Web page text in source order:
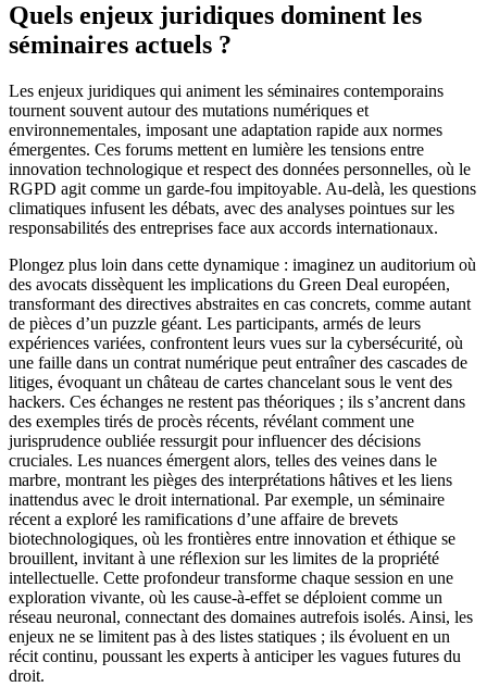
Quels enjeux juridiques dominent les
séminaires actuels ?
Les enjeux juridiques qui animent les séminaires contemporains
tournent souvent autour des mutations numériques et
environnementales, imposant une adaptation rapide aux normes
émergentes. Ces forums mettent en lumière les tensions entre
innovation technologique et respect des données personnelles, où le
RGPD agit comme un garde-fou impitoyable. Au-delà, les questions
climatiques infusent les débats, avec des analyses pointues sur les
responsabilités des entreprises face aux accords internationaux.
Plongez plus loin dans cette dynamique : imaginez un auditorium où
des avocats dissèquent les implications du Green Deal européen,
transformant des directives abstraites en cas concrets, comme autant
de pièces d’un puzzle géant. Les participants, armés de leurs
expériences variées, confrontent leurs vues sur la cybersécurité, où
une faille dans un contrat numérique peut entraîner des cascades de
litiges, évoquant un château de cartes chancelant sous le vent des
hackers. Ces échanges ne restent pas théoriques ; ils s’ancrent dans
des exemples tirés de procès récents, révélant comment une
jurisprudence oubliée ressurgit pour influencer des décisions
cruciales. Les nuances émergent alors, telles des veines dans le
marbre, montrant les pièges des interprétations hâtives et les liens
inattendus avec le droit international. Par exemple, un séminaire
récent a exploré les ramifications d’une affaire de brevets
biotechnologiques, où les frontières entre innovation et éthique se
brouillent, invitant à une réflexion sur les limites de la propriété
intellectuelle. Cette profondeur transforme chaque session en une
exploration vivante, où les cause-à-effet se déploient comme un
réseau neuronal, connectant des domaines autrefois isolés. Ainsi, les
enjeux ne se limitent pas à des listes statiques ; ils évoluent en un
récit continu, poussant les experts à anticiper les vagues futures du
droit.